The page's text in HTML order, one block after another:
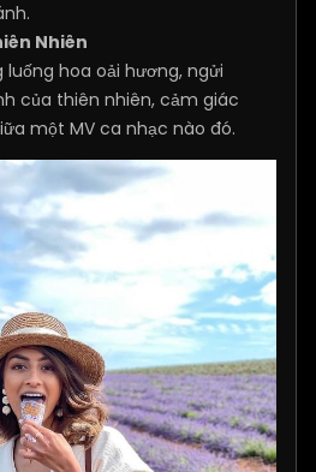
Nhiên
hoa oải hương, ngửi
của thiên nhiên, cảm giác
một MV ca nhạc nào đó.